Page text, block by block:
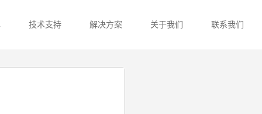
技术支持 解决方案 关于我们 联系我们